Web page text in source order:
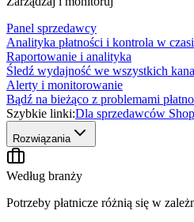
Panel sprzedawcy
Analityka płatności i kontrola w
Raportowanie i analityka
Śledź wydajność we wszystkich
Alerty i monitorowanie
Bądź na bieżąco z problemami
Szybkie linki:Dla sprzedawców
Rozwiązania
Według branży
Potrzeby płatnicze różnią się w